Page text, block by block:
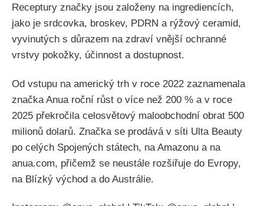
Receptury značky jsou založeny na ingrediencích,
jako je srdcovka, broskev, PDRN a rýžový ceramid,
vyvinutých s důrazem na zdraví vnější ochranné
vrstvy pokožky, účinnost a dostupnost.
Od vstupu na americký trh v roce 2022 zaznamenala
značka Anua roční růst o více než 200 % a v roce
2025 překročila celosvětový maloobchodní obrat 500
milionů dolarů. Značka se prodává v síti Ulta Beauty
po celých Spojených státech, na Amazonu a na
anua.com, přičemž se neustále rozšiřuje do Evropy,
na Blízký východ a do Austrálie.